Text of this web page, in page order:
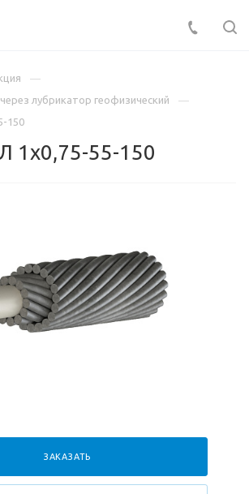
лубрикатор геофизический
150
1х0,75-55-150
ЗАКАЗАТЬ